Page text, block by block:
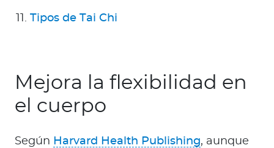
Tipos de Tai Chi
Mejora la flexibilidad en
el cuerpo
Según Harvard Health Publishing, aunque